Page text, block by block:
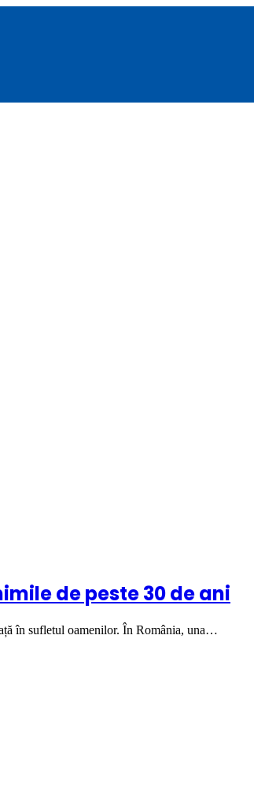
de peste 30 de ani
în sufletul oamenilor. În România, una…